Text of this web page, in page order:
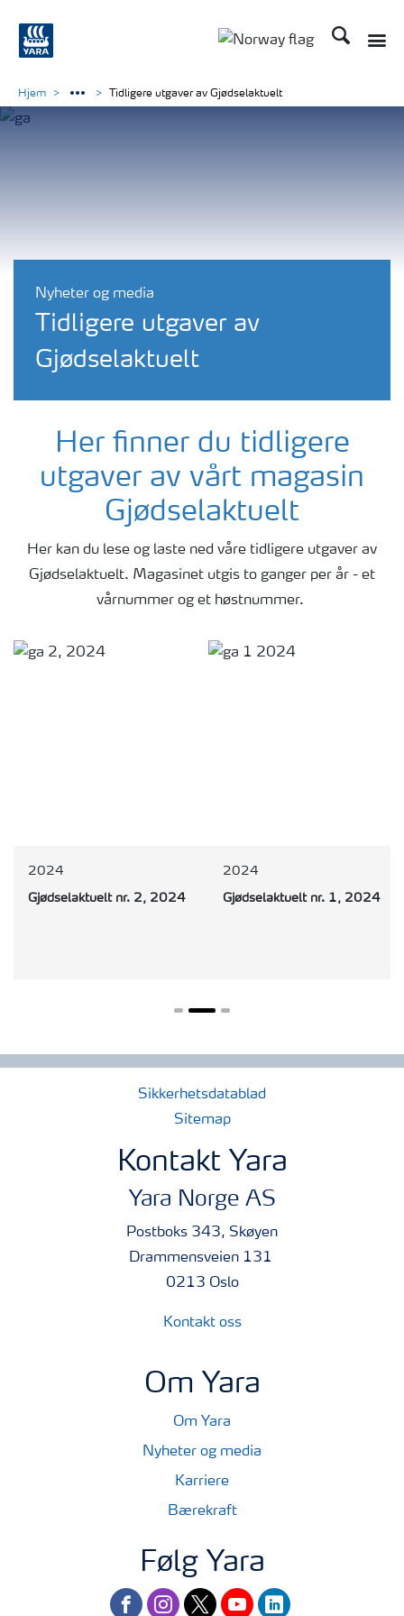
Søk
Nyheter og media
Tidligere utgaver av
Gjødselaktuelt
Hjem Tidligere utgaver av Gjødselaktuelt
Her finner du tidligere
utgaver av vårt magasin
Gjødselaktuelt
Her kan du lese og laste ned våre tidligere utgaver av
Gjødselaktuelt. Magasinet utgis to ganger per år - et
vårnummer og et høstnummer.
2024
Gjødselaktuelt nr. 2, 2024
2024
Gjødselaktuelt nr. 1, 2024
Sikkerhetsdatablad
Sitemap
Kontakt Yara
Yara Norge AS
Postboks 343, Skøyen
Drammensveien 131
0213 Oslo
Kontakt oss
Om Yara
Om Yara
Nyheter og media
Karriere
Bærekraft
Følg Yara
facebookinstagram
twitteryoutubelinkedin